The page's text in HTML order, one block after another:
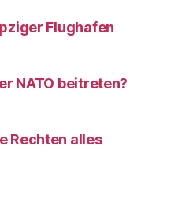
Flughafen
NATO beitreten?
Rechten alles